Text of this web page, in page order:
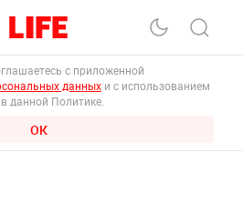
с приложенной
данных и с использованием
данной Политике.
ОК